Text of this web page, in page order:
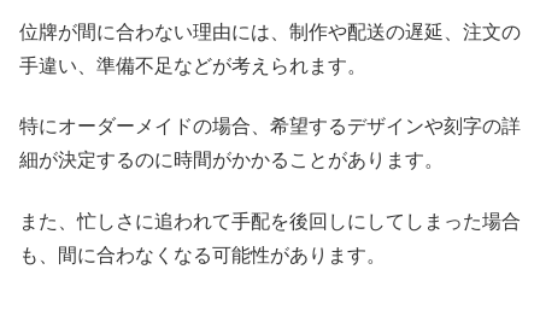
位牌が間に合わない理由には、制作や配送の遅延、注文の
手違い、準備不足などが考えられます。
特にオーダーメイドの場合、希望するデザインや刻字の詳
細が決定するのに時間がかかることがあります。
また、忙しさに追われて手配を後回しにしてしまった場合
も、間に合わなくなる可能性があります。